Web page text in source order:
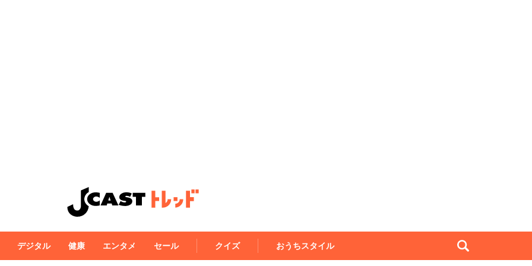
デジタル 健康 エンタメ セール クイズ おうちスタイル